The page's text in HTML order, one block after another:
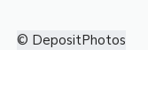
© DepositPhotos